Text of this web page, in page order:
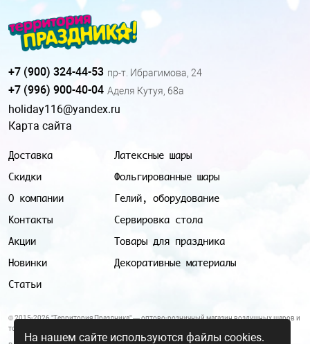
Доставка
Скидки
О компании
Контакты
Акции
Новинки
Статьи
Латексные шары
Фольгированные шары
Гелий, оборудование
Сервировка стола
Товары для праздника
Декоративные материалы
+7 (900) 324-44-53 пр-т. Ибрагимова, 24
+7 (996) 900-40-04 Аделя Кутуя, 68а
holiday116@yandex.ru
Карта сайта
© 2015-2026 "Территория Праздника" — оптово-розничный магазин воздушных шаров и
товаров для праздника.
На нашем сайте используются файлы cookies.